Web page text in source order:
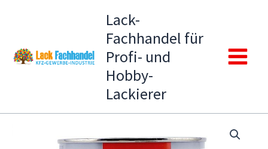
Lack-
Fachhandel für
Profi- und
Hobby-
Lackierer
Main